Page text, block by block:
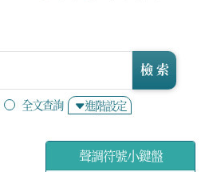
全文查詢 進階設定
檢 索
聲調符號小鍵盤